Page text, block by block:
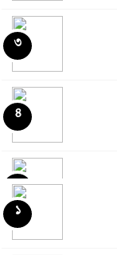
৩
৪
৫
১